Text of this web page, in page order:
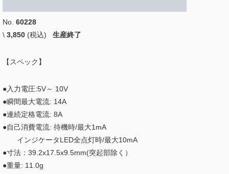
No. 60228
\ 3,850 (税込) 生産終了
【スペック】
●入力電圧:5V～ 10V
●瞬間最大電流: 14A
●連続定格電流: 8A
●自己消費電流: 待機時/最大1mA
インジケータLED全点灯時/最大10mA
●寸法：39.2x17.5x9.5mm(突起部除く）
●重量: 11.0g